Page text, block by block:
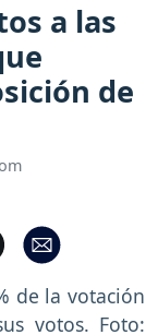
a las
de